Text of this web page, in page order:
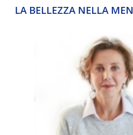
LA BELLEZZA NELLA